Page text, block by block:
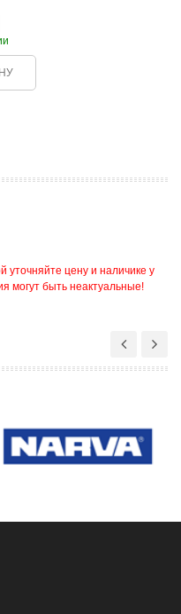
цену и наличике у
могут быть неактуальные!